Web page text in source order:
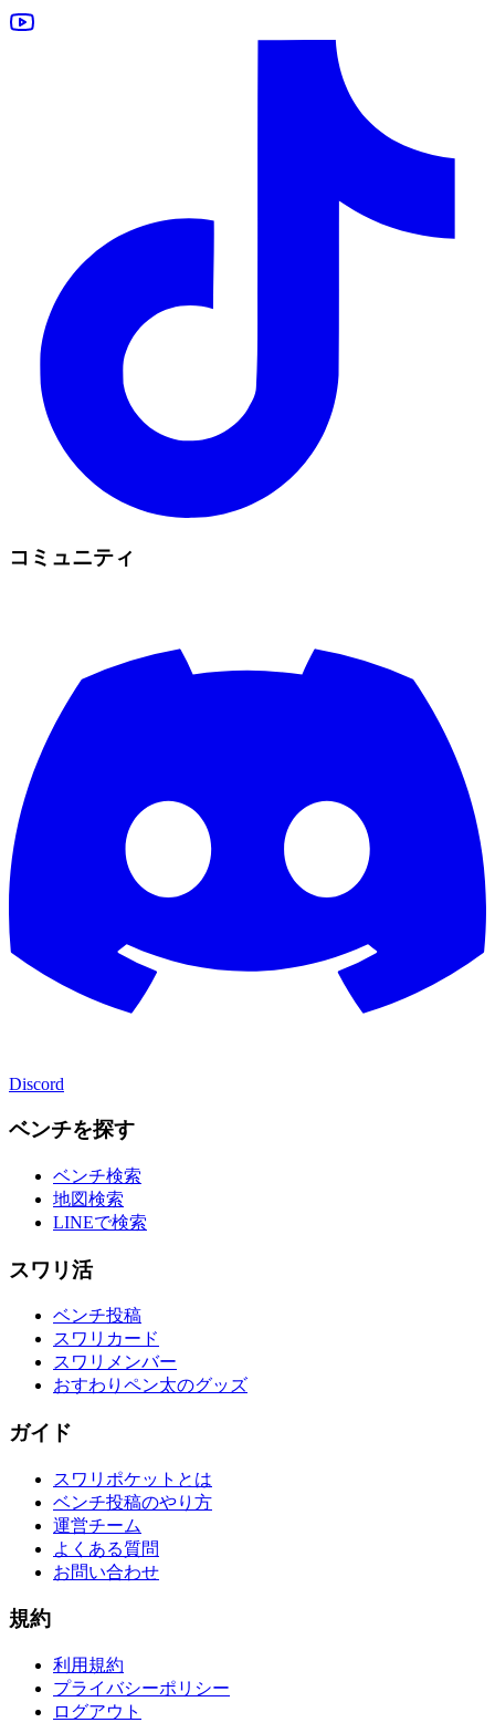
コミュニティ
Discord
ベンチを探す
ベンチ検索
地図検索
LINEで検索
スワリ活
ベンチ投稿
スワリカード
スワリメンバー
おすわりペン太のグッズ
ガイド
スワリポケットとは
ベンチ投稿のやり方
運営チーム
よくある質問
お問い合わせ
規約
利用規約
プライバシーポリシー
ログアウト